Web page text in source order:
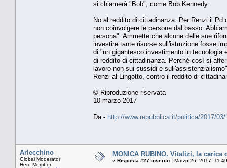
si chiamerà "Bob", come Bob Kennedy.
No al reddito di cittadinanza. Per Renzi il
non coinvolgere le persone dal basso.
persona". Ammette che alcune delle sue
investire tante risorse sull'istruzione fosse
di "un gigantesco investimento in tecnologia
di reddito di cittadinanza. Perché così si
lavoro non sui sussidi e
Renzi al Lingotto, contro il reddito di
© Riproduzione riservata
10 marzo 2017
Da - http://www.repubblica.it/politica/2017/
Arlecchino
Global Moderator
Hero Member
MONICA RUBINO. Vitalizi, la
« Risposta #27 inserito:: Marzo 26, 2017,